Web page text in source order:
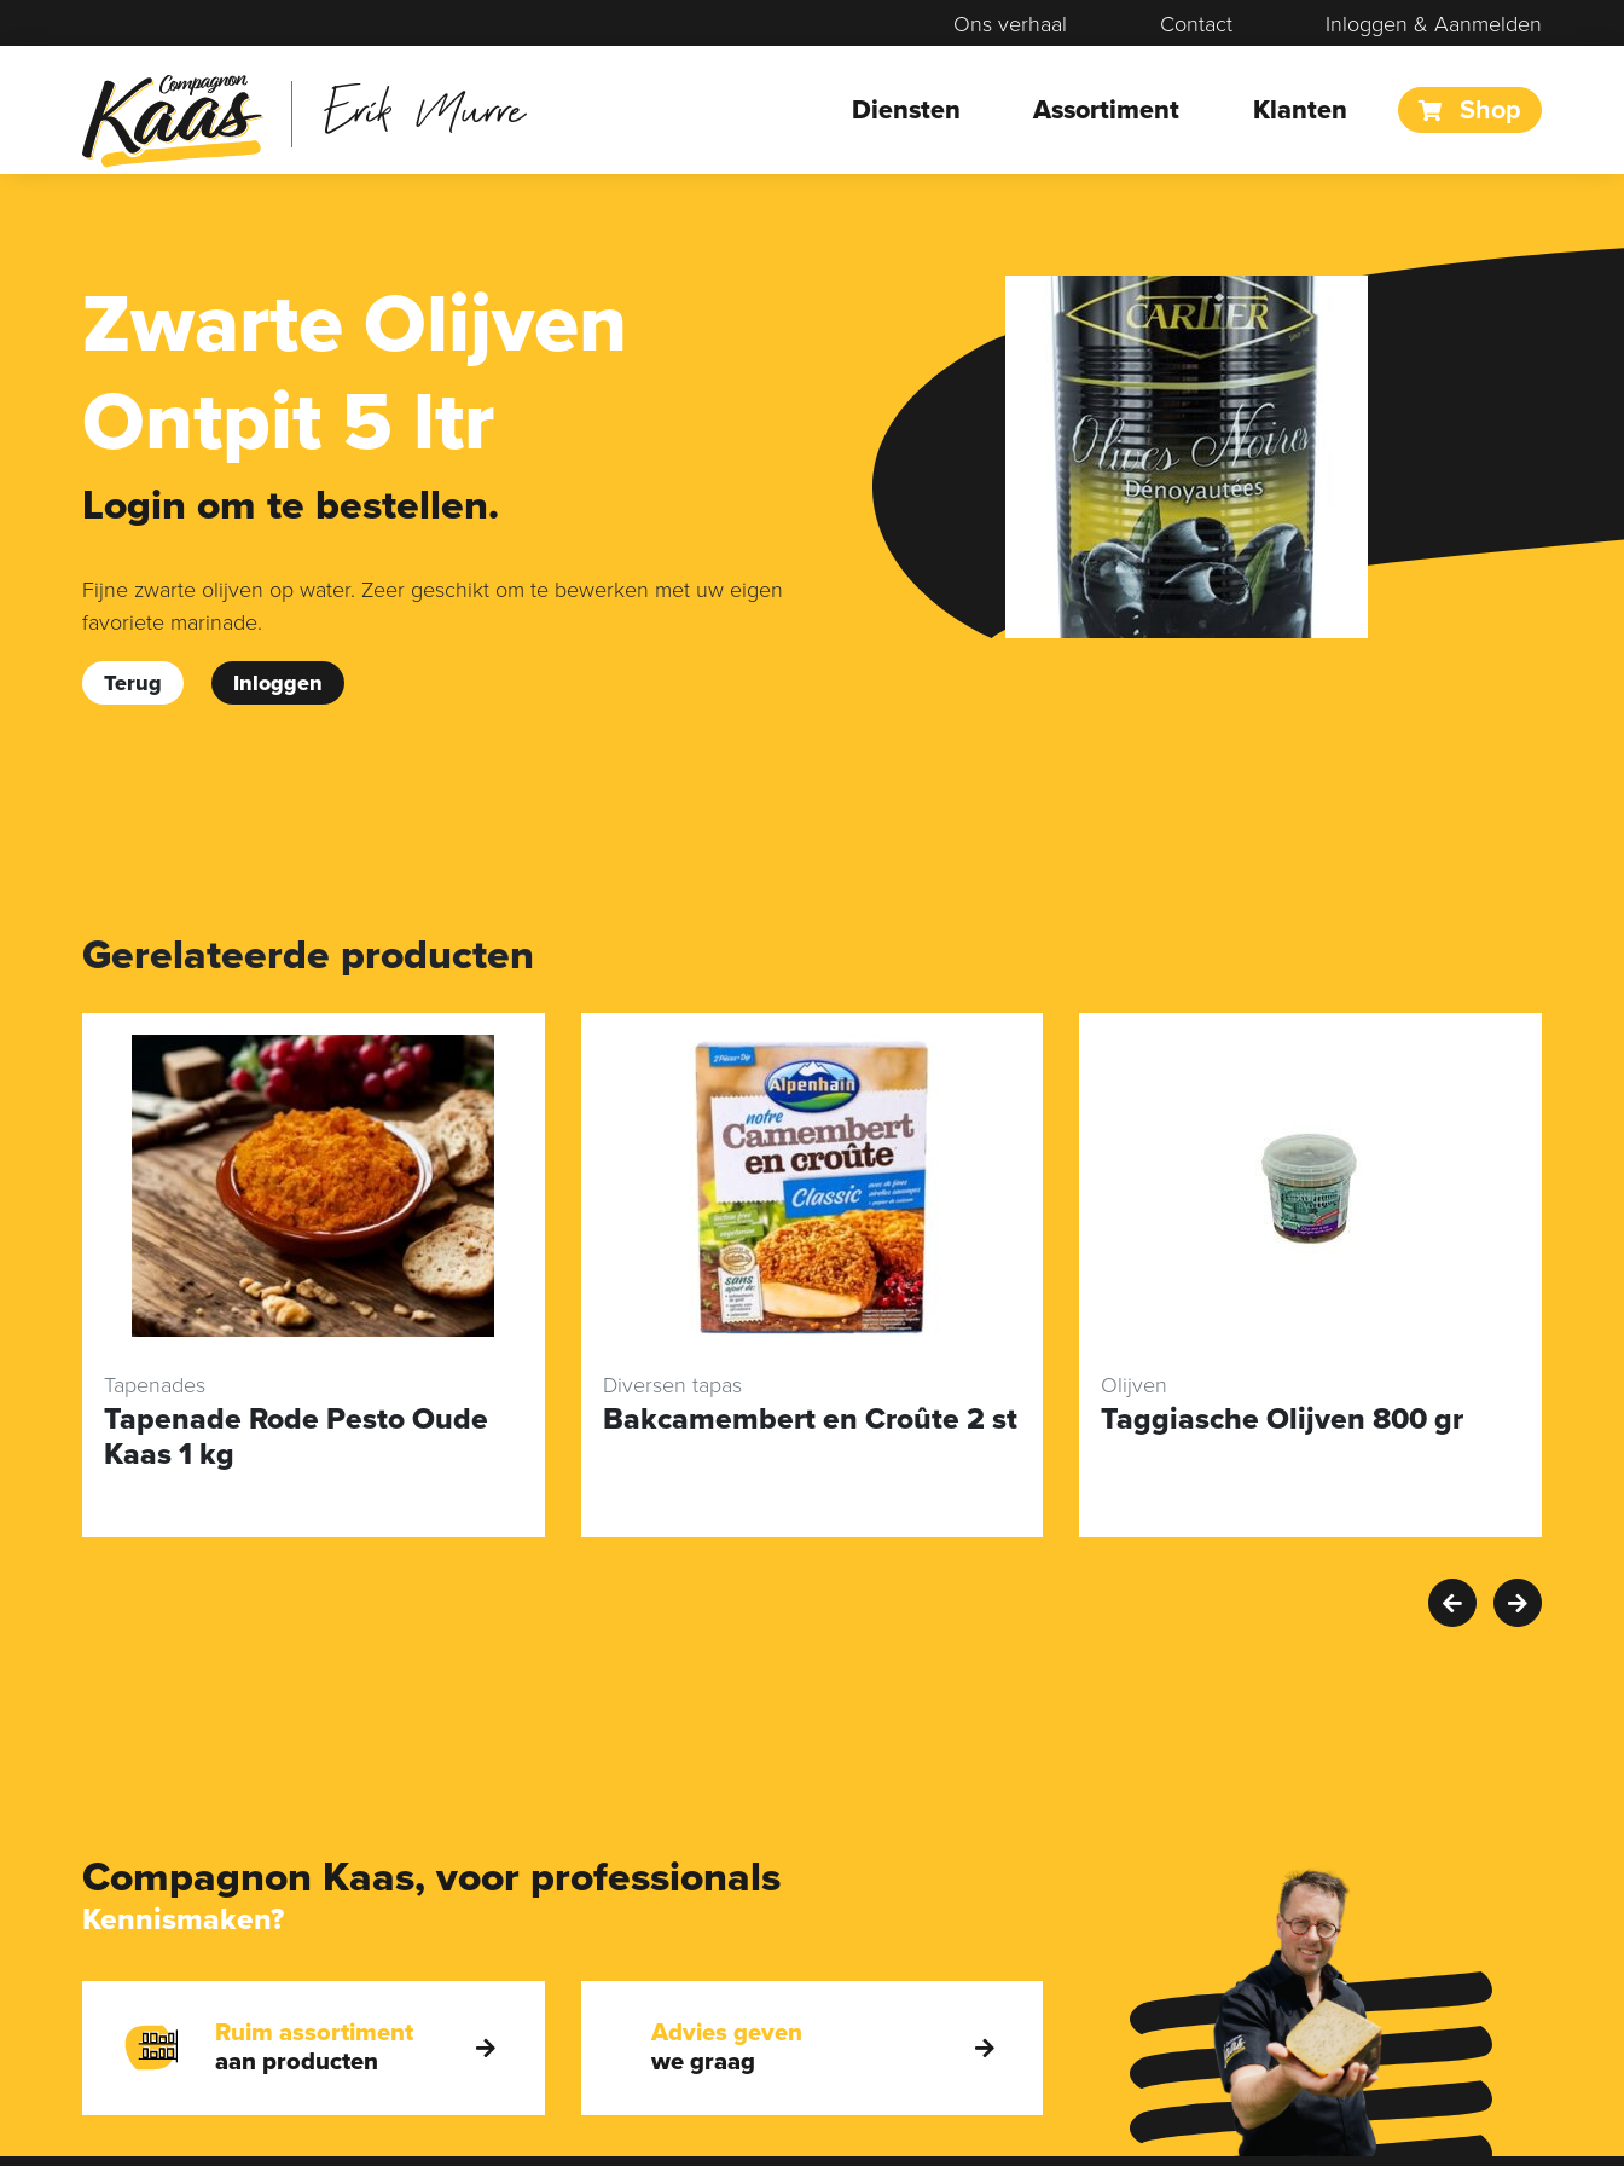
Ons verhaal Contact Inloggen & Aanmelden
Erik Murre Diensten Assortiment Klanten Shop
Zwarte Olijven
Ontpit 5 ltr
Login om te bestellen.
Fijne zwarte olijven op water. Zeer geschikt om te bewerken met uw eigen
favoriete marinade.
Terug Inloggen
Gerelateerde producten
Tapenades
Tapenade Rode Pesto Oude
Kaas 1 kg
Diversen tapas
Bakcamembert en Croûte 2 st
Olijven
Taggiasche Olijven 800 gr
Compagnon Kaas,voor professionals
Kennismaken?
Ruim assortiment
aan producten
Advies geven
we graag